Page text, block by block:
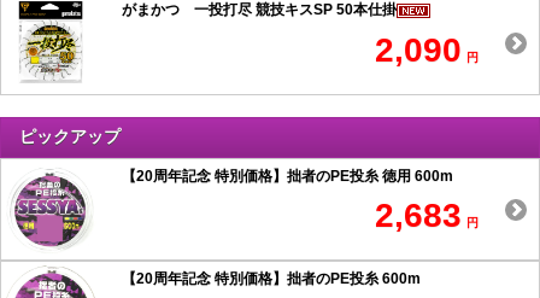
がまかつ 一投打尽 競技キスSP 50本仕掛
2,090 円
ピックアップ
【20周年記念 特別価格】拙者のPE投糸 徳用 600m
2,683 円
【20周年記念 特別価格】拙者のPE投糸 600m